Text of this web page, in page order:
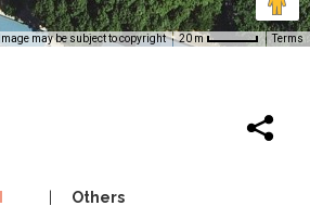
Image may be subject to copyright 20 m Terms
Others